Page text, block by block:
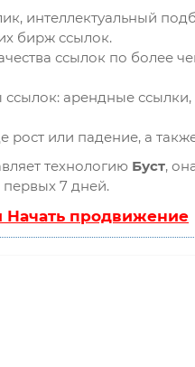
интеллектуальный
бирж ссылок.
ссылок по более
арендные
рост или падение, а
технологию Буст,
первых 7 дней.
Начать продвижение